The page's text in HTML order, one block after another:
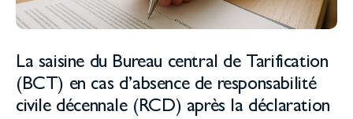
La saisine du Bureau central de Tarification
(BCT) en cas d’absence de responsabilité
civile décennale (RCD) après la déclaration